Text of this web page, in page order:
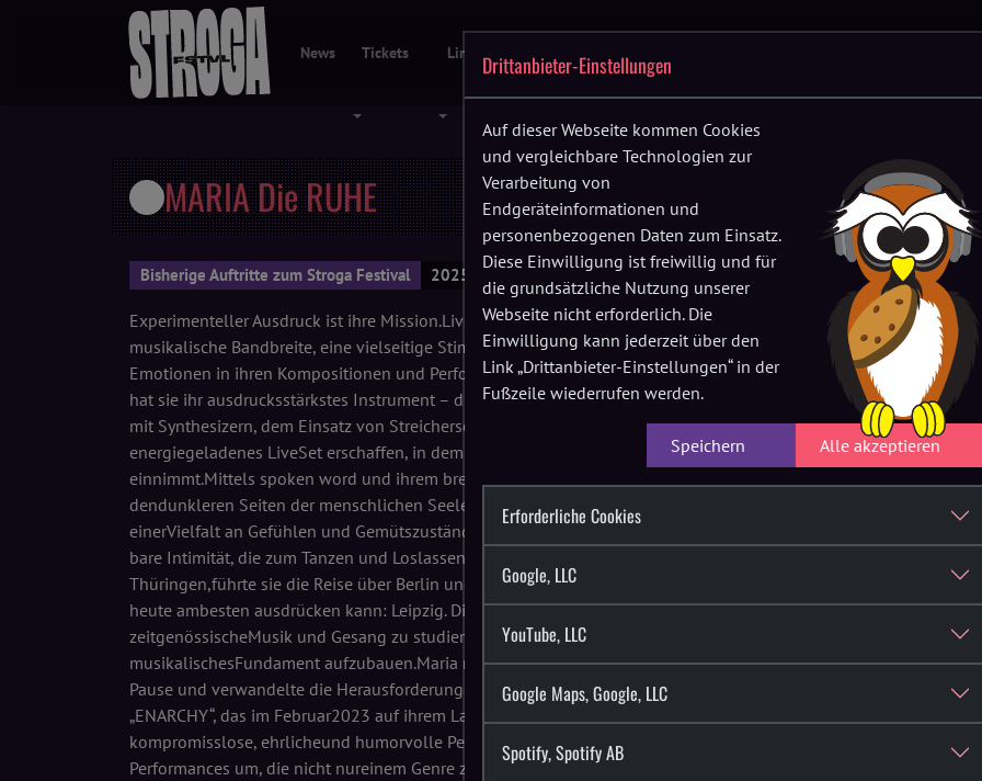
News Tickets Line-Up
Menü öffnen
App
Menü öffnen
MARIA Die RUHE
Bisherige Auftritte zum Stroga Festival 2025 • Tagebautechnik
Experimenteller Ausdruck ist ihre Mission.Live Act und DJMARIADie RUHE besitzt einegroße
musikalische Bandbreite, eine viel­seitige Stimme und die Fähigkeit, das gesamteSpektrum an
Emotionen in ihren Komposi­tionen und Performances aufleben zu lassen.Im Laufe der Jahre
hat sie ihr ausdrucks­stärkstes Instrument – die Stimme – immerweiter ausgebaut. Zusammen
mit Synthe­sizern, dem Einsatz von Streichersequenzenund Piano hat sie ein eindrucksvolles,
energiegeladenes Live­Set erschaffen, in dem ihrevielseitige Stimme die Hauptrolle
einnimmt.Mittels spoken word und ihrem breitenGesangsspektrum widmet sie sich auch
dendunkleren Seiten der menschlichen Seele.Marias facettenreiche Songs sind von
einerVielfalt an Gefühlen und Gemütszuständeninspiriert und schaffen damit eine unmittel­
bare Intimität, die zum Tanzen und Loslasseneinlädt.Geboren und aufgewachsen in
Thüringen,führte sie die Reise über Berlin und San Fran­cisco in die Stadt, in der sie sich
heute ambesten ausdrücken kann: Leipzig. Diese Orteermöglichten es ihr, Jazz,
zeitgenössischeMusik und Gesang zu studieren und warenausschlaggebend, ihr starkes
musikalischesFundament aufzubauen.Maria nutzte die durch die Pandemie erzwun­gene
Pause und verwandelte die Heraus­forderungen in dieser Zeit in ihr sehr persön­liches Album
„ENARCHY“, das im Februar2023 auf ihrem Label Reduced to the Rooterscheint. Als
kompromisslose, ehrlicheund humorvolle Person setzt sie diese Eigen­schaften in
Performances um, die nicht nureinem Genre zugeordnet werden können.Sie spannen den
Drittanbieter-Einstellungen
Auf dieser Webseite kommen Cookies
und vergleichbare Technologien zur
Verarbeitung von
Endgeräteinformationen und
personenbezogenen Daten zum Einsatz.
Diese Einwilligung ist freiwillig und für
die grundsätzliche Nutzung unserer
Webseite nicht erforderlich. Die
Einwilligung kann jederzeit über den
Link „Drittanbieter-Einstellungen“ in der
Fußzeile wiederrufen werden.
Speichern Alle akzeptieren
Erforderliche Cookies
Google, LLC
YouTube, LLC
Google Maps, Google, LLC
Spotify, Spotify AB